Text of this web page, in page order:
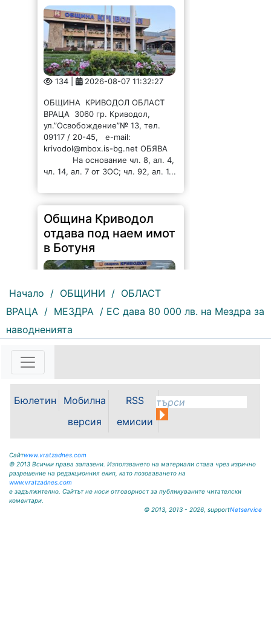
134 | 2026-08-07 11:32:27
ОБЩИНА КРИВОДОЛ ОБЛАСТ
ВРАЦА 3060 гр. Криводол,
ул.”Освобождение”№ 13, тел.
09117 / 20-45, e-mail:
krivodol@mbox.is-bg.net ОБЯВА
На основание чл. 8, ал. 4,
чл. 14, ал. 7 от ЗОС; чл. 92, ал. 1...
Община Криводол
отдава под наем имот
в Ботуня
138 | 2026-08-07 11:30:54
„Освобождение” № 13, тел.
krivodol@mbox.is-bg.net ОБЯВА
На основание чл. 8, ал. 4,
чл. 14, ал. 7 от ЗОС; чл. 92, ал. 1...
Начало / ОБЩИНИ / ОБЛАСТ
ВРАЦА / МЕЗДРА / ЕС дава 80 000 лв. на Мездра за
наводненията
Бюлетин
Мобилна
версия
RSS
емисии
Сайтwww.vratzadnes.com
© 2013 Всички права запазени. Използването на материали става чрез изрично
разрешение на редакционния екип, като позоваването на
www.vratzadnes.com
е задължително. Сайтът не носи отговорност за публикуваните читателски
коментари.
© 2013, 2013 - 2026, supportNetservice